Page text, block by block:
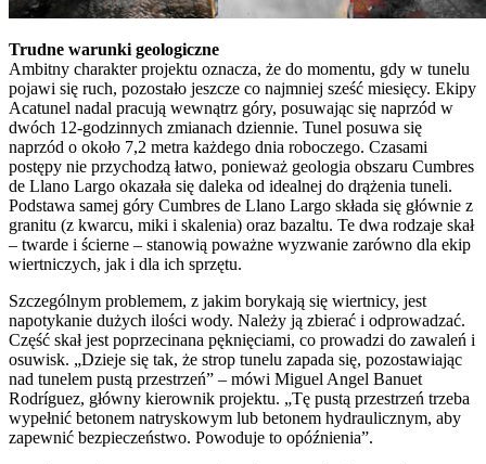
Trudne warunki geologiczne
Ambitny charakter projektu oznacza, że do momentu, gdy w tunelu
pojawi się ruch, pozostało jeszcze co najmniej sześć miesięcy. Ekipy
Acatunel nadal pracują wewnątrz góry, posuwając się naprzód w
dwóch 12-godzinnych zmianach dziennie. Tunel posuwa się
naprzód o około 7,2 metra każdego dnia roboczego. Czasami
postępy nie przychodzą łatwo, ponieważ geologia obszaru Cumbres
de Llano Largo okazała się daleka od idealnej do drążenia tuneli.
Podstawa samej góry Cumbres de Llano Largo składa się głównie z
granitu (z kwarcu, miki i skalenia) oraz bazaltu. Te dwa rodzaje skał
– twarde i ścierne – stanowią poważne wyzwanie zarówno dla ekip
wiertniczych, jak i dla ich sprzętu.
Szczególnym problemem, z jakim borykają się wiertnicy, jest
napotykanie dużych ilości wody. Należy ją zbierać i odprowadzać.
Część skał jest poprzecinana pęknięciami, co prowadzi do zawaleń i
osuwisk. „Dzieje się tak, że strop tunelu zapada się, pozostawiając
nad tunelem pustą przestrzeń” – mówi Miguel Angel Banuet
Rodríguez, główny kierownik projektu. „Tę pustą przestrzeń trzeba
wypełnić betonem natryskowym lub betonem hydraulicznym, aby
zapewnić bezpieczeństwo. Powoduje to opóźnienia”.